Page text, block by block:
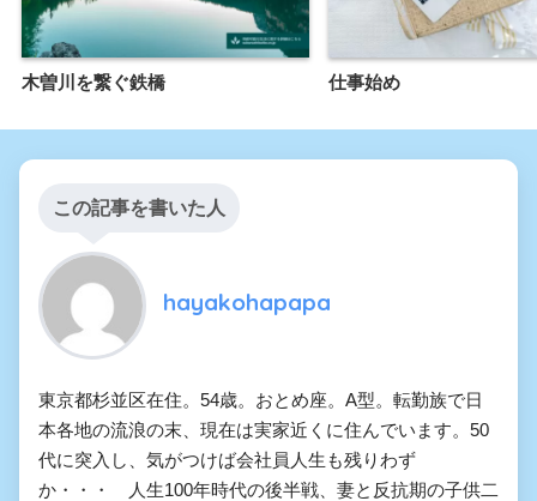
木曽川を繋ぐ鉄橋 仕事始め
この記事を書いた人
hayakohapapa
東京都杉並区在住。54歳。おとめ座。A型。転勤族で日
本各地の流浪の末、現在は実家近くに住んでいます。50
代に突入し、気がつけば会社員人生も残りわず
か・・・ 人生100年時代の後半戦、妻と反抗期の子供二